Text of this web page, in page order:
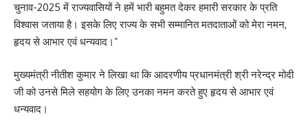
चुनाव-2025 में राज्यवासियों ने हमें भारी बहुमत देकर हमारी सरकार के प्रति
विश्वास जताया है। इसके लिए राज्य के सभी सम्मानित मतदाताओं को मेरा नमन,
हृदय से आभार एवं धन्यवाद।”
मुख्यमंत्री नीतीश कुमार ने लिखा था कि आदरणीय प्रधानमंत्री श्री नरेन्द्र मोदी
जी को उनसे मिले सहयोग के लिए उनका नमन करते हुए हृदय से आभार एवं
धन्यवाद।